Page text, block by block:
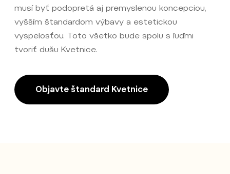
musí byť podopretá aj premyslenou koncepciou,
vyšším štandardom výbavy a estetickou
vyspelosťou. Toto všetko bude spolu s ľuďmi
tvoriť dušu Kvetnice.
Objavte štandard Kvetnice